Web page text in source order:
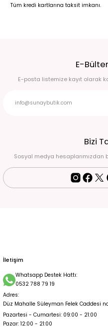
Tüm kredi kartlarına taksit imkanı.
E-
E-posta listemize kayıt olarak
Bizi
Sosyal medya
İletişim
Whatsapp Destek Hattı:
0532 788 79 19
Adres:
Düz Mahalle Süleyman Felek Caddesi
Pazartesi - Cumartesi: 09:00 - 21:00
Pazar: 12:00 - 21:00